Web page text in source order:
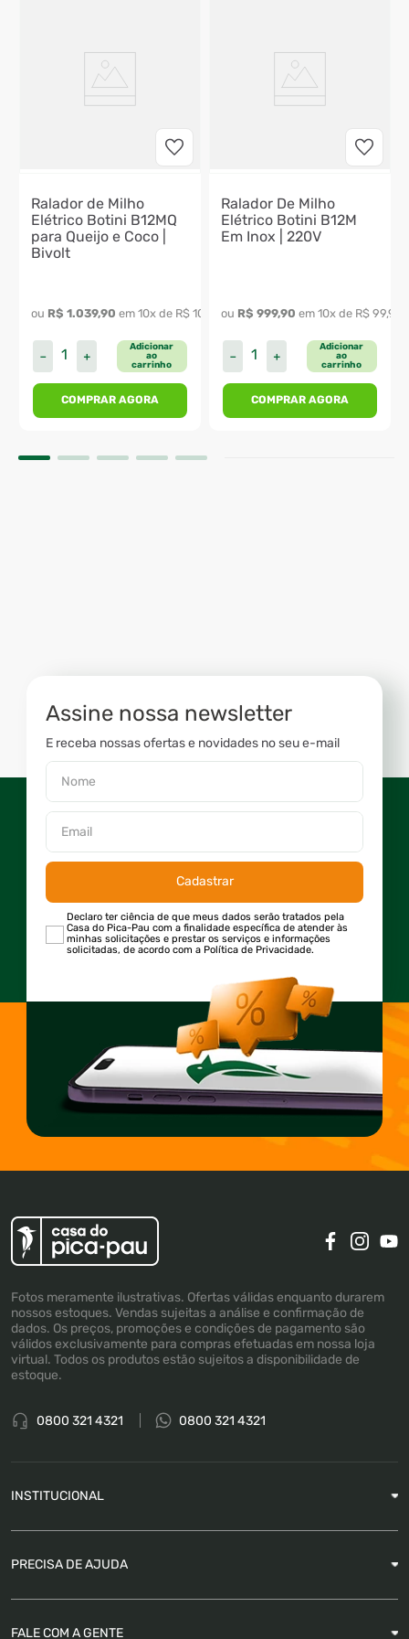
99
Ralador de Milho
Elétrico Botini B12MQ
para Queijo e Coco |
Bivolt
ou R$ 1.039,90 em 10x de R$ 103 99
＋
－
Adicionar
ao
carrinho
COMPRAR AGORA
Ralador De Milho
Elétrico Botini B12M
Em Inox | 220V
ou R$ 999,90 em 10x de R$ 99,99
＋
－
Adicionar
ao
carrinho
COMPRAR AGORA
Assine nossa newsletter
E receba nossas ofertas e novidades no seu e-mail
Cadastrar
Declaro ter ciência de que meus dados serão tratados pela
Casa do Pica-Pau com a finalidade específica de atender às
minhas solicitações e prestar os serviços e informações
solicitadas, de acordo com a Política de Privacidade.
Fotos meramente ilustrativas. Ofertas válidas enquanto durarem
nossos estoques. Vendas sujeitas a análise e confirmação de
dados. Os preços, promoções e condições de pagamento são
válidos exclusivamente para compras efetuadas em nossa loja
virtual. Todos os produtos estão sujeitos a disponibilidade de
estoque.
0800 321 4321 0800 321 4321
INSTITUCIONAL
PRECISA DE AJUDA
FALE COM A GENTE